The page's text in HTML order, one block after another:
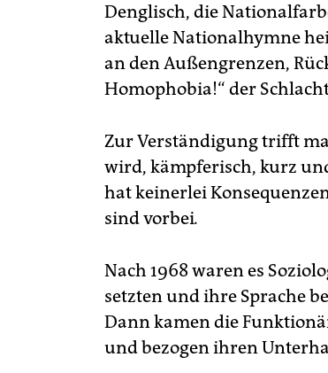
Denglisch, die
aktuelle Nationalhymne
an den Außengrenzen,
Homophobia!“ der
Zur Verständigung trifft
wird, kämpferisch, kurz
hat keinerlei
sind vorbei.
Nach 1968 waren es
setzten und ihre Sprache
Dann kamen die
und bezogen ihren